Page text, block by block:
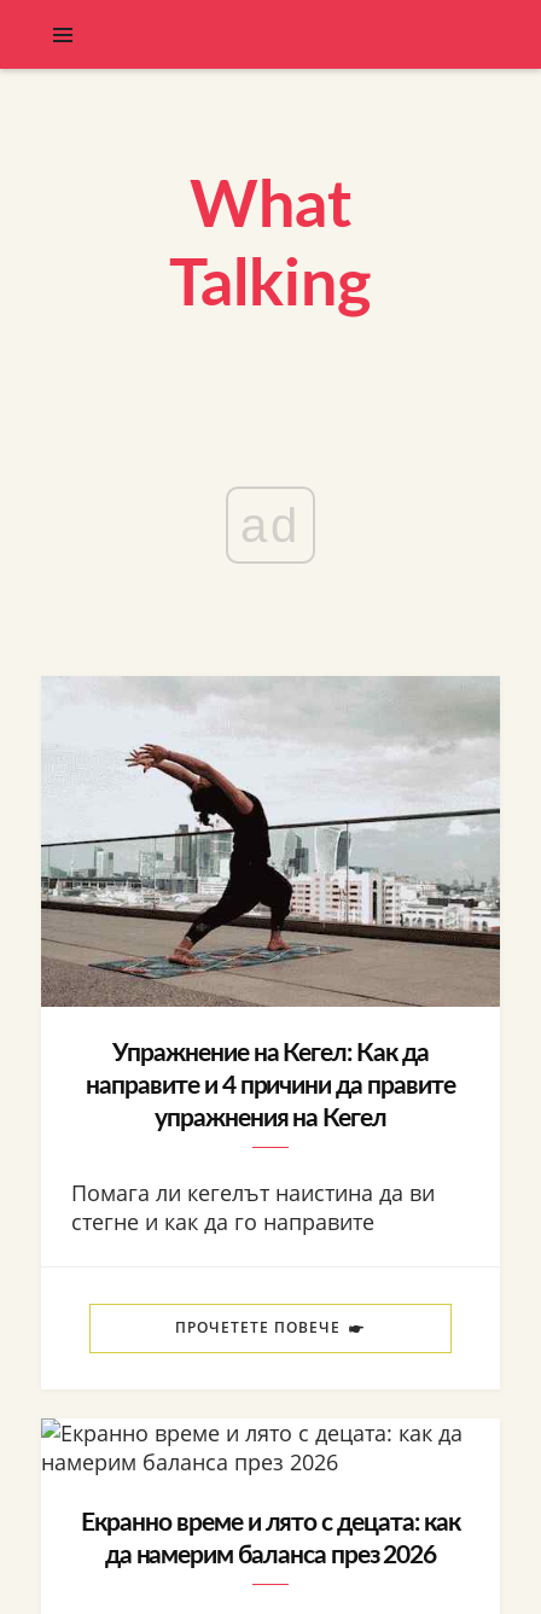
What
Talking
ad
Упражнение на Кегел: Как да
направите и 4 причини да правите
упражнения на Кегел
Помага ли кегелът наистина да ви
стегне и как да го направите
ПРОЧЕТЕТЕ ПОВЕЧЕ
Екранно време и лято с децата: как
да намерим баланса през 2026